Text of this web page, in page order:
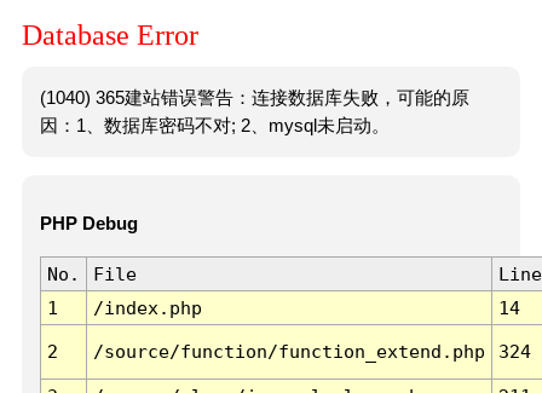
Database Error
(1040) 365建站错误警告：连接数据库失败，可能的原
因：1、数据库密码不对; 2、mysql未启动。
PHP Debug
No. File
Line
1
/index.php 14
2 /source/function/function_extend.php 324